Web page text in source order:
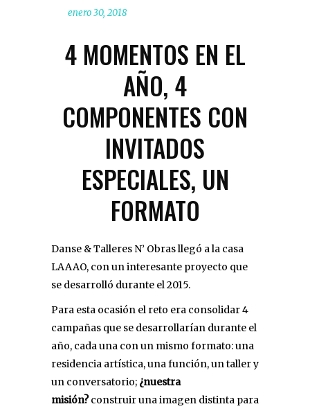
enero 30, 2018
4 MOMENTOS EN EL
AÑO, 4
COMPONENTES CON
INVITADOS
ESPECIALES, UN
FORMATO
Danse & Talleres N’ Obras llegó a la casa
LAAAO, con un interesante proyecto que
se desarrolló durante el 2015.
Para esta ocasión el reto era consolidar 4
campañas que se desarrollarían durante el
año, cada una con un mismo formato: una
residencia artística, una función, un taller y
un conversatorio; ¿nuestra
misión?construir una imagen distinta para